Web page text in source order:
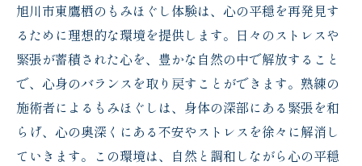
旭川市東鷹栖のもみほぐし体験は、心の平穏を再発見す
るために理想的な環境を提供します。日々のストレスや
緊張が蓄積された心を、豊かな自然の中で解放すること
で、心身のバランスを取り戻すことができます。熟練の
施術者によるもみほぐしは、身体の深部にある緊張を和
らげ、心の奥深くにある不安やストレスを徐々に解消し
ていきます。この環境は、自然と調和しながら心の平穏